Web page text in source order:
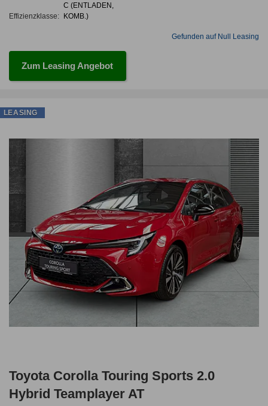
Effizienzklasse:
C (ENTLADEN,
KOMB.)
Gefunden auf Null Leasing
Zum Leasing Angebot
Toyota Corolla Touring Sports 2.0
Hybrid Teamplayer AT
LEASING